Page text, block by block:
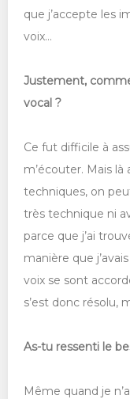
que j’accepte les
voix…
Justement,
vocal ?
Ce fut difficile à
m’écouter. Mais
techniques, on
très technique ni
parce que j’ai
manière que
voix se sont
s’est donc résolu,
As-tu ressenti le
Même quand je